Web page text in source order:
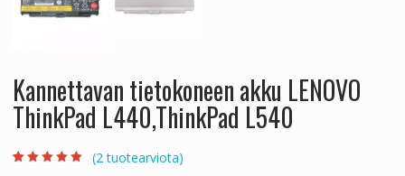
Kannettavan tietokoneen akku LENOVO
ThinkPad L440,ThinkPad L540
(2tuotearviota)